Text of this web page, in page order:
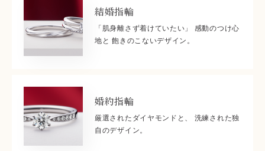
結婚指輪
「肌身離さず着けていたい」 感動のつけ心
地と 飽きのこないデザイン。
婚約指輪
厳選されたダイヤモンドと、 洗練された独
自のデザイン。